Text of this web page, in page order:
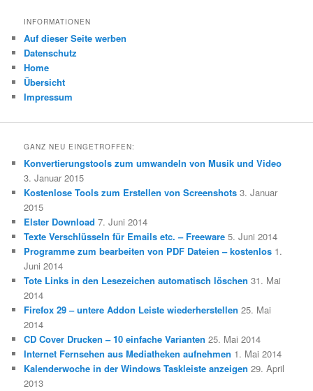
INFORMATIONEN
Auf dieser Seite werben
Datenschutz
Home
Übersicht
Impressum
GANZ NEU EINGETROFFEN:
Konvertierungstools zum umwandeln von Musik und Video
3. Januar 2015
Kostenlose Tools zum Erstellen von Screenshots 3. Januar
2015
Elster Download 7. Juni 2014
Texte Verschlüsseln für Emails etc. – Freeware 5. Juni 2014
Programme zum bearbeiten von PDF Dateien – kostenlos 1.
Juni 2014
Tote Links in den Lesezeichen automatisch löschen 31. Mai
2014
Firefox 29 – untere Addon Leiste wiederherstellen 25. Mai
2014
CD Cover Drucken – 10 einfache Varianten 25. Mai 2014
Internet Fernsehen aus Mediatheken aufnehmen 1. Mai 2014
Kalenderwoche in der Windows Taskleiste anzeigen 29. April
2013